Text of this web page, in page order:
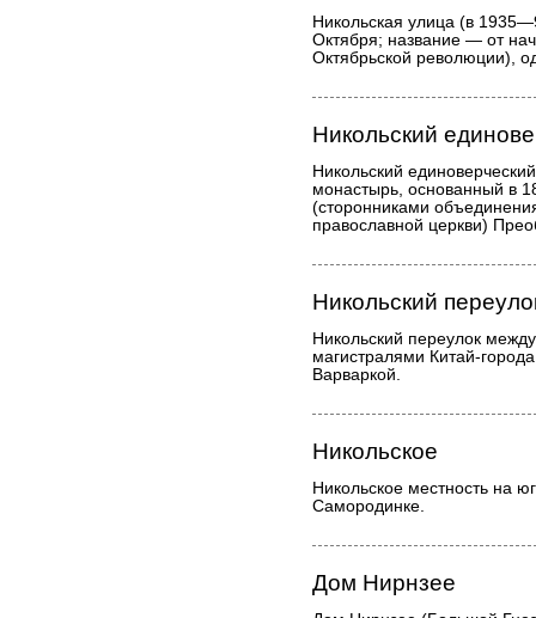
Никольская улица (в
Октября; название — от
Октябрьской революции),
Никольский
Никольский
монастырь, основанный в
(сторонниками
православной церкви)
Никольский
Никольский переулок
магистралями Китай-
Варваркой.
Никольское
Никольское местность на
Самородинке.
Дом Нирнзее